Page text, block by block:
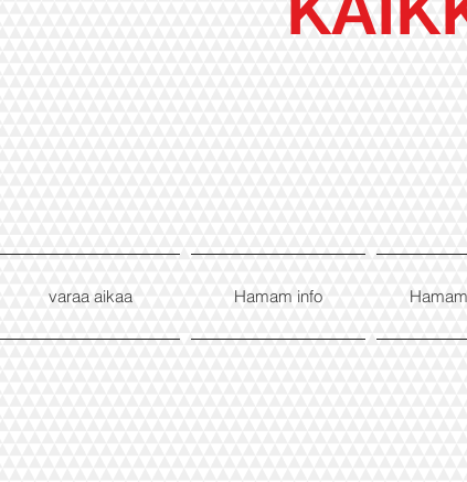
varaa aikaa Hamam info